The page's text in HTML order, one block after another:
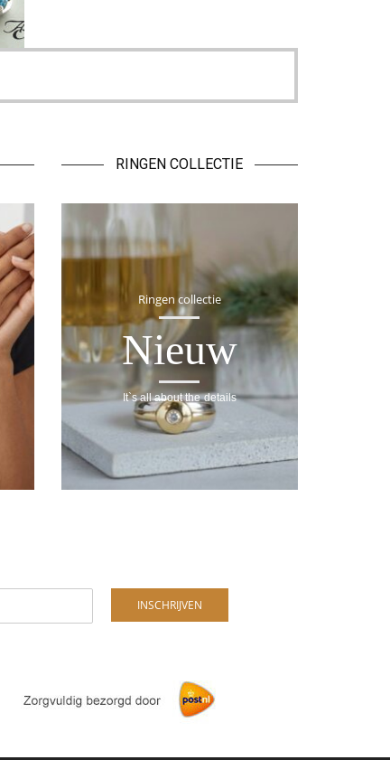
RINGEN COLLECTIE
Ringen collectie
Nieuw
It`s all about the details